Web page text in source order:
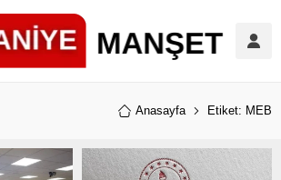
Anasayfa Etiket: MEB